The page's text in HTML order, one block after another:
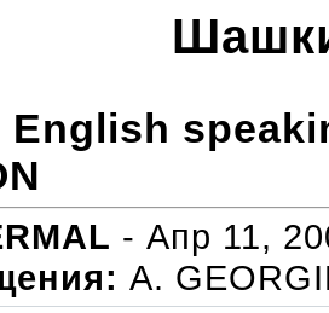
- Апр 11,
A.